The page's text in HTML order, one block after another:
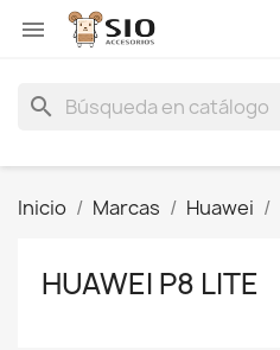

search
Inicio Marcas Huawei
HUAWEI P8 LITE